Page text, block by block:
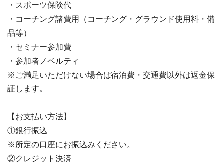
・スポーツ保険代
・コーチング諸費用（コーチング・グラウンド使用料・備
品等）
・セミナー参加費
・参加者ノベルティ
※ご満足いただけない場合は宿泊費・交通費以外は返金保
証します。
【お支払い方法】
①銀行振込
※所定の口座にお振込みください。
②クレジット決済